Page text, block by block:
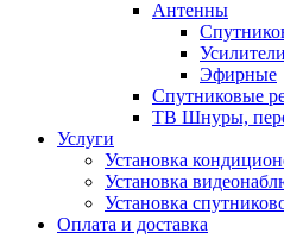
Антенны
Эфирные
Спутниковые
ТВ Шнуры,
Услуги
Установка
Установка
Установка
Оплата и доставка